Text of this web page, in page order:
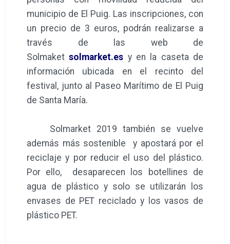
municipio de El Puig. Las inscripciones, con
un precio de 3 euros, podrán realizarse a
través de las web de
Solmaketsolmarket.es y en la caseta de
información ubicada en el recinto del
festival, junto al Paseo Marítimo de El Puig
de Santa María.
Solmarket 2019 también se vuelve
además más sostenible y apostará por el
reciclaje y por reducir el uso del plástico.
Por ello, desaparecen los botellines de
agua de plástico y solo se utilizarán los
envases de PET reciclado y los vasos de
plástico PET.